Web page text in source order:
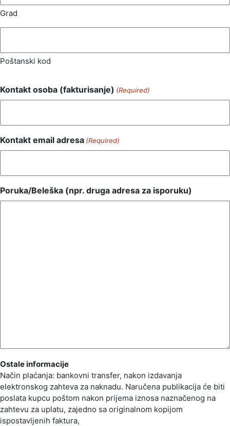
Grad
Poštanski kod
Kontakt osoba (fakturisanje) (Required)
Kontakt email adresa (Required)
Poruka/Beleška (npr. druga adresa za isporuku)
Ostale informacije
Način plaćanja: bankovni transfer, nakon izdavanja
elektronskog zahteva za naknadu. Naručena publikacija će biti
poslata kupcu poštom nakon prijema iznosa naznačenog na
zahtevu za uplatu, zajedno sa originalnom kopijom
ispostavljenih faktura,